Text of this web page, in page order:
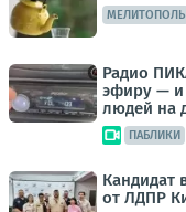
МЕЛИТОПОЛЬ
Радио
эфиру — и
людей на
ПАБЛИКИ
Кандидат
от ЛДПР